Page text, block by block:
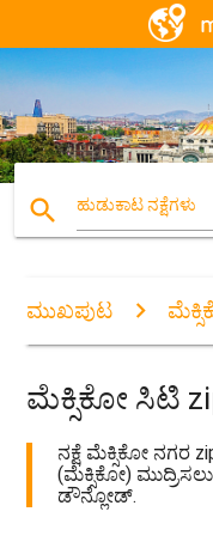
search ಹುಡುಕಾಟ ನಕ್ಷೆಗಳು
ಮುಖಪುಟ
ಮೆಕ್ಸಿಕೋ ಸಿಟಿ
ನಕ್ಷೆ ಮೆಕ್ಸಿಕೋ ನಗರ
(ಮೆಕ್ಸಿಕೋ)
ಡೌನ್ಲೋಡ್.